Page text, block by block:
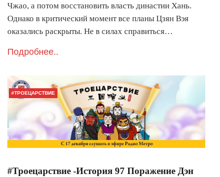
Чжао, а потом восстановить власть династии Хань.
Однако в критический момент все планы Цзян Вэя
оказались раскрыты. Не в силах справиться…
Подробнее..
#ТРОЕЦАРСТВИЕ
#Троецарствие -История 97 Поражение Дэн